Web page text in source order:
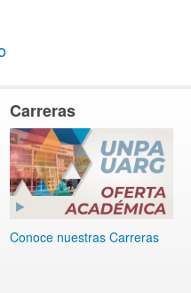
Carreras
Conoce nuestras Carreras